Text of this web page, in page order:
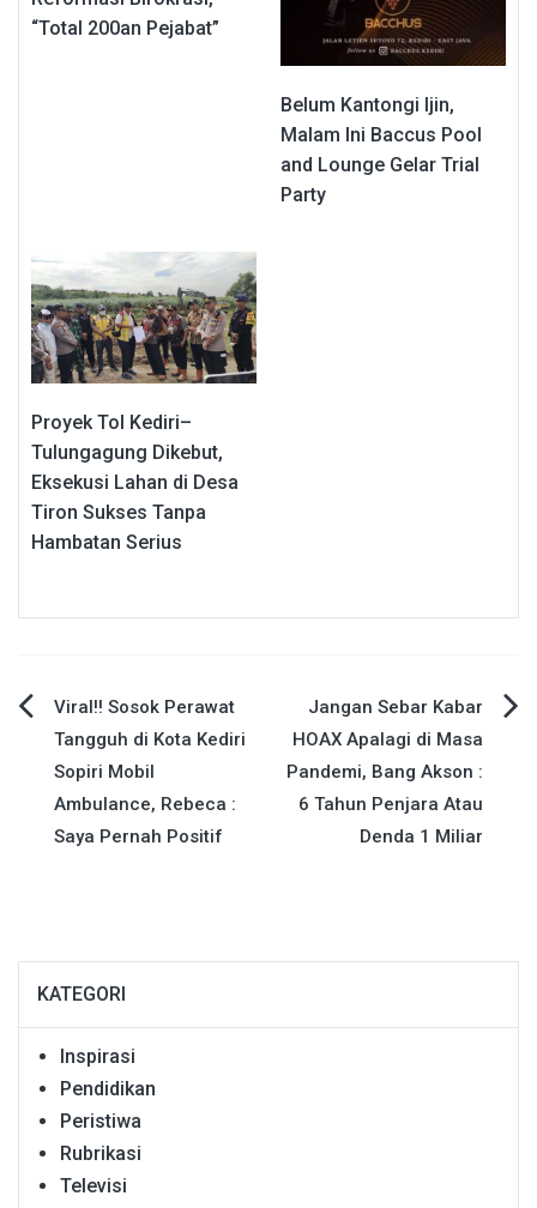
“Total 200an Pejabat”
Belum Kantongi Ijin,
Malam Ini Baccus Pool
and Lounge Gelar Trial
Party
Proyek Tol Kediri–
Tulungagung Dikebut,
Eksekusi Lahan di Desa
Tiron Sukses Tanpa
Hambatan Serius
Navigasi
pos
Viral!! Sosok Perawat
Tangguh di Kota Kediri
Sopiri Mobil
Ambulance, Rebeca :
Saya Pernah Positif
Jangan Sebar Kabar
HOAX Apalagi di Masa
Pandemi, Bang Akson :
6 Tahun Penjara Atau
Denda 1 Miliar
KATEGORI
Inspirasi
Pendidikan
Peristiwa
Rubrikasi
Televisi